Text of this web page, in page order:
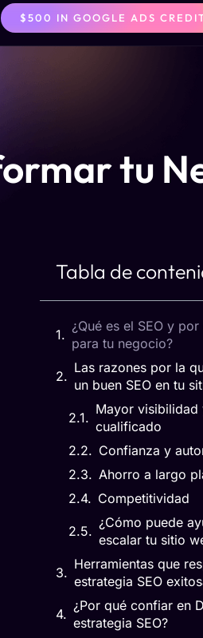
$500 IN GOOGLE ADS
tu
Tabla de
¿Qué es el SEO y
para tu negocio?
Las razones por la
un buen SEO en tu
Mayor visibilidad
cualificado
Confianza y
Ahorro a largo
Competitividad
¿Cómo puede
escalar tu sitio
Herramientas que
estrategia SEO
¿Por qué confiar en
estrategia SEO?